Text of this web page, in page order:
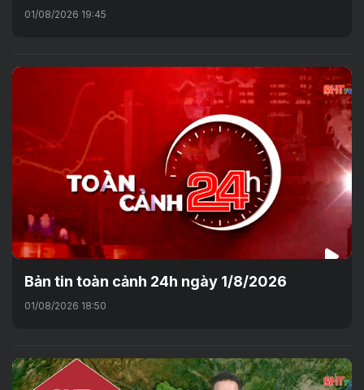
01/08/2026 19:45
Bản tin toàn cảnh 24h ngày 1/8/2026
01/08/2026 18:50